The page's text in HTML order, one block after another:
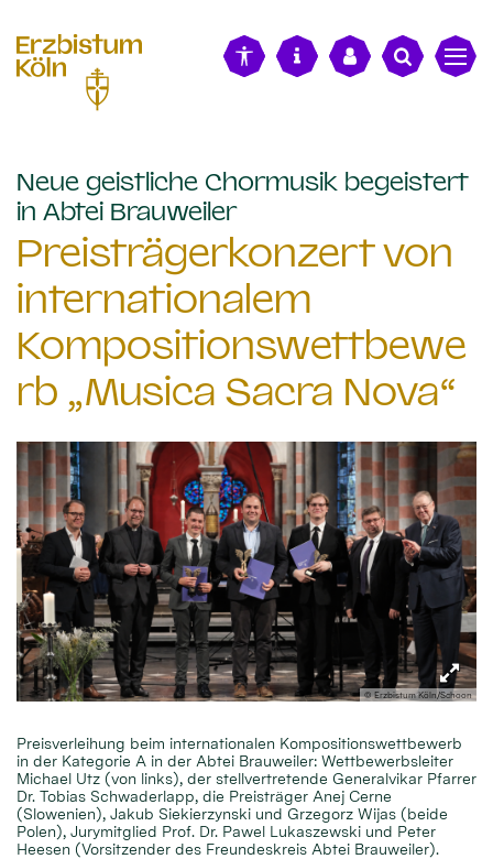
Neue geistliche Chormusik begeistert
in Abtei Brauweiler:
Preisträgerkonzert von
internationalem
Kompositionswettbewe
rb „Musica Sacra Nova“
© Erzbistum Köln/Schoon
Preisverleihung beim internationalen Kompositionswettbewerb
in der Kategorie A in der Abtei Brauweiler: Wettbewerbsleiter
Michael Utz (von links), der stellvertretende Generalvikar Pfarrer
Dr. Tobias Schwaderlapp, die Preisträger Anej Cerne
(Slowenien), Jakub Siekierzynski und Grzegorz Wijas (beide
Polen), Jurymitglied Prof. Dr. Pawel Lukaszewski und Peter
Heesen (Vorsitzender des Freundeskreis Abtei Brauweiler).